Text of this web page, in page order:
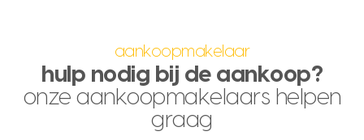
aankoopmakelaar
hulp nodig bij de aankoop?
onze aankoopmakelaars helpen
graag